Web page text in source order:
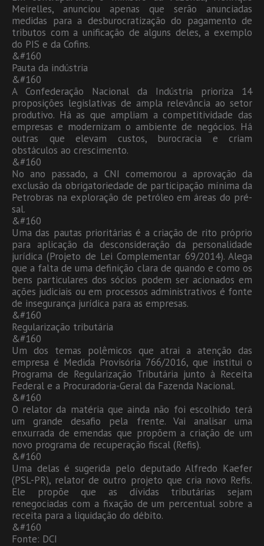
Meirelles, anunciou apenas que serão anunciadas
medidas para a desburocratização do pagamento de
tributos com a unificação de alguns deles, a exemplo
do PIS e da Cofins.
&#160
Pauta da indústria
&#160
A Confederação Nacional da Indústria prioriza 14
proposições legislativas de ampla relevância ao setor
produtivo. Há as que ampliam a competitividade das
empresas e modernizam o ambiente de negócios. Há
outras que elevam custos, burocracia e criam
obstáculos ao crescimento.
&#160
No ano passado, a CNI comemorou a aprovação da
exclusão da obrigatoriedade de participação mínima da
Petrobras na exploração de petróleo em áreas do pré-
sal.
&#160
Uma das pautas prioritárias é a criação de rito próprio
para aplicação da desconsideração da personalidade
jurídica (Projeto de Lei Complementar 69/2014). Alega
que a falta de uma definição clara de quando e como os
bens particulares dos sócios podem ser acionados em
ações judiciais ou em processos administrativos é fonte
de insegurança jurídica para as empresas.
&#160
Regularização tributária
&#160
Um dos temas polêmicos que atrai a atenção das
empresa é Medida Provisória 766/2016, que institui o
Programa de Regularização Tributária junto à Receita
Federal e a Procuradoria-Geral da Fazenda Nacional.
&#160
O relator da matéria que ainda não foi escolhido terá
um grande desafio pela frente. Vai analisar uma
enxurrada de emendas que propõem a criação de um
novo programa de recuperação fiscal (Refis).
&#160
Uma delas é sugerida pelo deputado Alfredo Kaefer
(PSL-PR), relator de outro projeto que cria novo Refis.
Ele propõe que as dívidas tributárias sejam
renegociadas com a fixação de um percentual sobre a
receita para a liquidação do débito.
&#160
Fonte: DCI